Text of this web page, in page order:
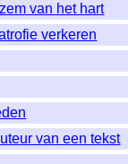
van het hart
verkeren
van een tekst